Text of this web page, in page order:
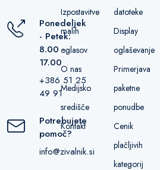
Ponedeljek
- Petek:
8.00 -
17.00
+386 51 25
49 91
Potrebujete
pomoč?
info@zivalnik.si
Izpostavitve
malih
oglasov
O nas
Medijsko
središče
Kontakt
datoteke
Display
oglaševanje
Primerjava
paketne
ponudbe
Cenik
plačljivih
kategorij